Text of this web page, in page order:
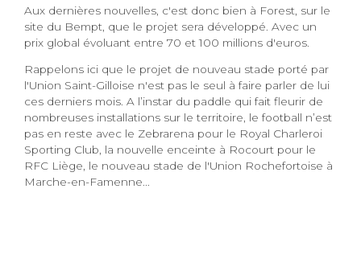
Aux dernières nouvelles, c'est donc bien à Forest, sur le
site du Bempt, que le projet sera développé. Avec un
prix global évoluant entre 70 et 100 millions d'euros.
Rappelons ici que le projet de nouveau stade porté par
l'Union Saint-Gilloise n'est pas le seul à faire parler de lui
ces derniers mois. A l’instar du paddle qui fait fleurir de
nombreuses installations sur le territoire, le football n’est
pas en reste avec le Zebrarena pour le Royal Charleroi
Sporting Club, la nouvelle enceinte à Rocourt pour le
RFC Liège, le nouveau stade de l'Union Rochefortoise à
Marche-en-Famenne...